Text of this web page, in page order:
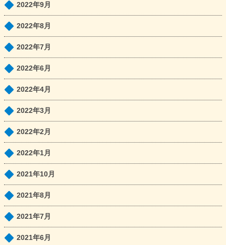
2022年9月
2022年8月
2022年7月
2022年6月
2022年4月
2022年3月
2022年2月
2022年1月
2021年10月
2021年8月
2021年7月
2021年6月